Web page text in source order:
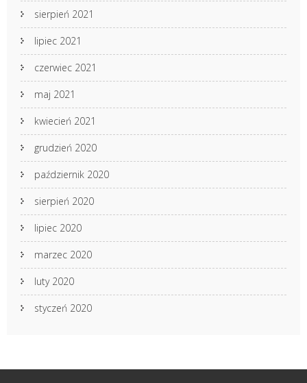
sierpień 2021
lipiec 2021
czerwiec 2021
maj 2021
kwiecień 2021
grudzień 2020
październik 2020
sierpień 2020
lipiec 2020
marzec 2020
luty 2020
styczeń 2020